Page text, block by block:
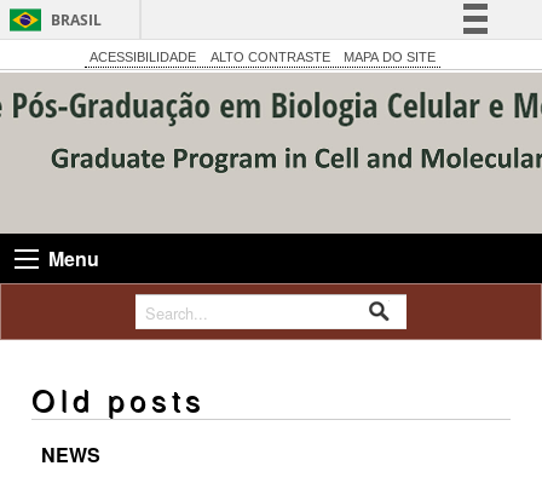
BRASIL
Simplifique!
Comunica BR
Participe
Acesso à informação
Canais
ACESSIBILIDADE ALTO CONTRASTE MAPA DO SITE
Menu
Old posts
NEWS